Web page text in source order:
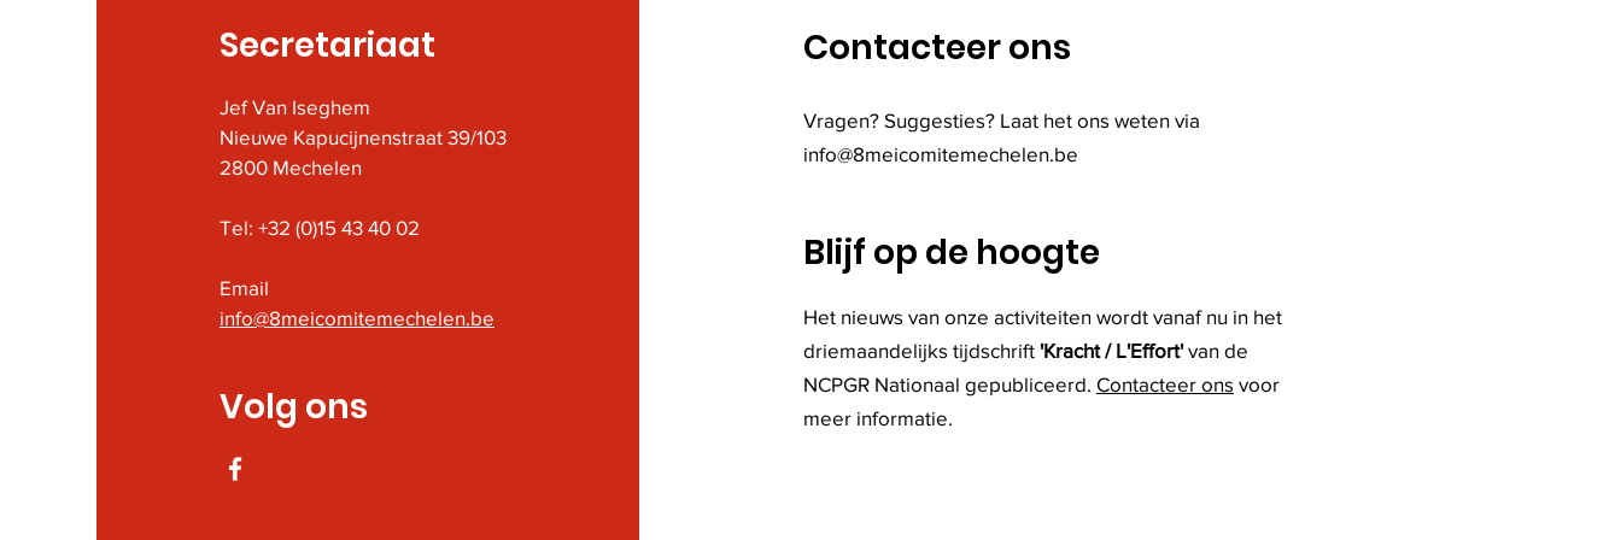
Secretariaat
Jef Van Iseghem
Nieuwe Kapucijnenstraat 39/103
2800 Mechelen
Tel: +32 (0)15 43 40 02
Email
info@8meicomitemechelen.be
Volg ons
Contacteer ons
Vragen? Suggesties? Laat het ons weten via
info@8meicomitemechelen.be
Blijf op de hoogte
Het nieuws van onze activiteiten wordt vanaf nu in het
driemaandelijks tijdschrift 'Kracht / L'Effort'van de
NCPGR Nationaal gepubliceerd. Contacteer ons voor
meer informatie.